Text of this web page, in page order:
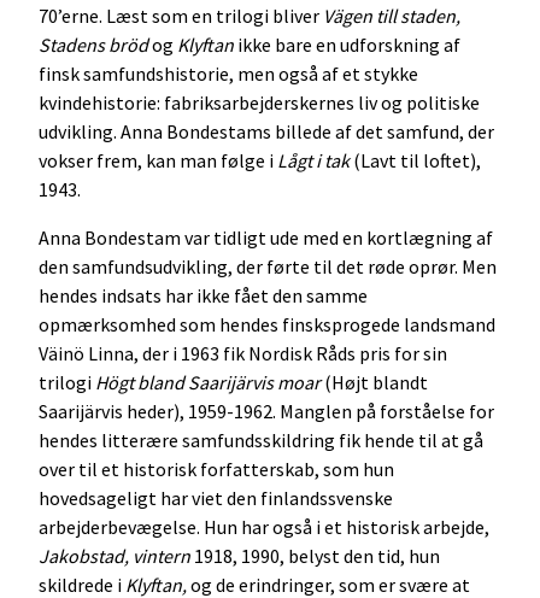
70’erne. Læst som en trilogi bliver Vägen till staden,
Stadens brödog Klyftan ikke bare en udforskning af
finsk samfundshistorie, men også af et stykke
kvindehistorie: fabriksarbejderskernes liv og politiske
udvikling. Anna Bondestams billede af det samfund, der
vokser frem, kan man følge i Lågt i tak(Lavt til loftet),
1943.
Anna Bondestam var tidligt ude med en kortlægning af
den samfundsudvikling, der førte til det røde oprør. Men
hendes indsats har ikke fået den samme
opmærksomhed som hendes finsksprogede landsmand
Väinö Linna, der i 1963 fik Nordisk Råds pris for sin
trilogi Högt bland Saarijärvis moar(Højt blandt
Saarijärvis heder), 1959-1962. Manglen på forståelse for
hendes litterære samfundsskildring fik hende til at gå
over til et historisk forfatterskab, som hun
hovedsageligt har viet den finlandssvenske
arbejderbevægelse. Hun har også i et historisk arbejde,
Jakobstad, vintern 1918, 1990, belyst den tid, hun
skildrede i Klyftan,og de erindringer, som er svære at